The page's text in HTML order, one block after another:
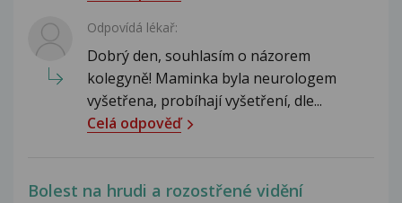
Odpovídá lékař:
Dobrý den, souhlasím o názorem
kolegyně! Maminka byla neurologem
vyšetřena, probíhají vyšetření, dle...
Celá odpověď
Bolest na hrudi a rozostřené vidění